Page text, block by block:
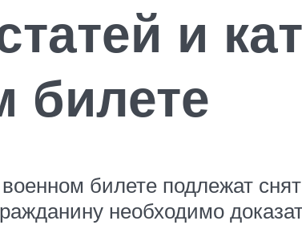
и
билете
военном билете подлежат
необходимо